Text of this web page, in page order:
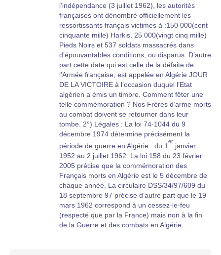
l’indépendance (3 juillet 1962), les autorités
françaises ont dénombré officiellement les
ressortissants français victimes à :150 000(cent
cinquante mille) Harkis, 25 000(vingt cinq mille)
Pieds Noirs et 537 soldats massacrés dans
d’épouvantables conditions, ou disparus. D’autre
part cette date qui est celle de la défaite de
l’Armée française, est appelée en Algérie JOUR
DE LA VICTOIRE à l’occasion duquel l’Etat
algérien a émis un timbre. Comment fêter une
telle commémoration ? Nos Frères d’arme morts
au combat doivent se retourner dans leur
tombe. 2°) Légales : La loi 74-1044 du 9
décembre 1974 détermine précisément la
période de guerre en Algérie : du 1
er
janvier
1952 au 2 juillet 1962. La loi 158 du 23 février
2005 précise que la commémoration des
Français morts en Algérie est le 5 décembre de
chaque année. La circulaire DSS/34/97/609 du
18 septembre 97 précise d’autre part que le 19
mars 1962 correspond à un cessez-le-feu
(respecté que par la France) mais non à la fin
de la Guerre et des combats en Algérie.